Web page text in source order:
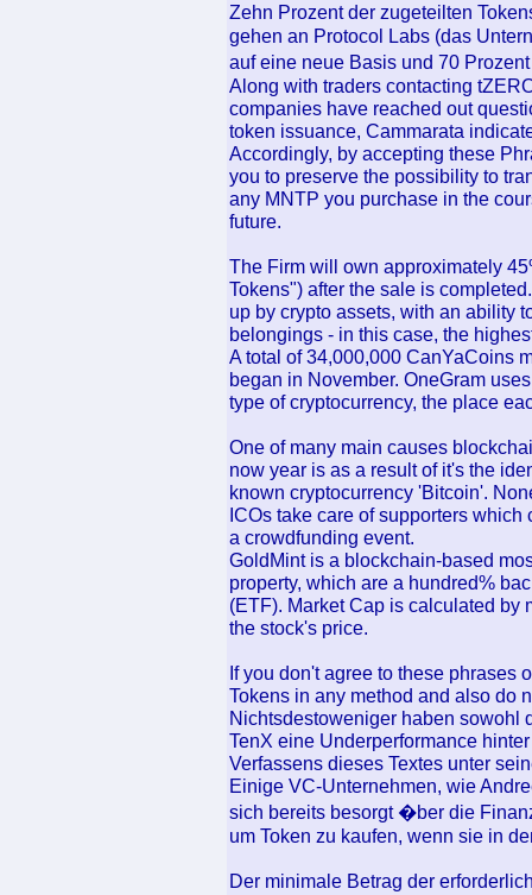
Zehn Prozent der zugeteilten
gehen an Protocol Labs (das
auf eine neue Basis und 70
Along with traders contacting
companies have reached out
token issuance, Cammarata
Accordingly, by accepting these
you to preserve the possibility to
any MNTP you purchase in the
future.
The Firm will own approximately
Tokens") after the sale is
up by crypto assets, with an ability
belongings - in this case, the
A total of 34,000,000 CanYaCoins
began in November. OneGram
type of cryptocurrency, the place
One of many main causes
now year is as a result of it's the
known cryptocurrency 'Bitcoin'.
ICOs take care of supporters
a crowdfunding event.
GoldMint is a blockchain-based
property, which are a hundred%
(ETF). Market Cap is calculated by
the stock's price.
If you don't agree to these phrases
Tokens in any method and also do
Nichtsdestoweniger haben sowohl
TenX eine Underperformance
Verfassens dieses Textes unter
Einige VC-Unternehmen, wie
sich bereits besorgt �ber die
um Token zu kaufen, wenn sie in
Der minimale Betrag der